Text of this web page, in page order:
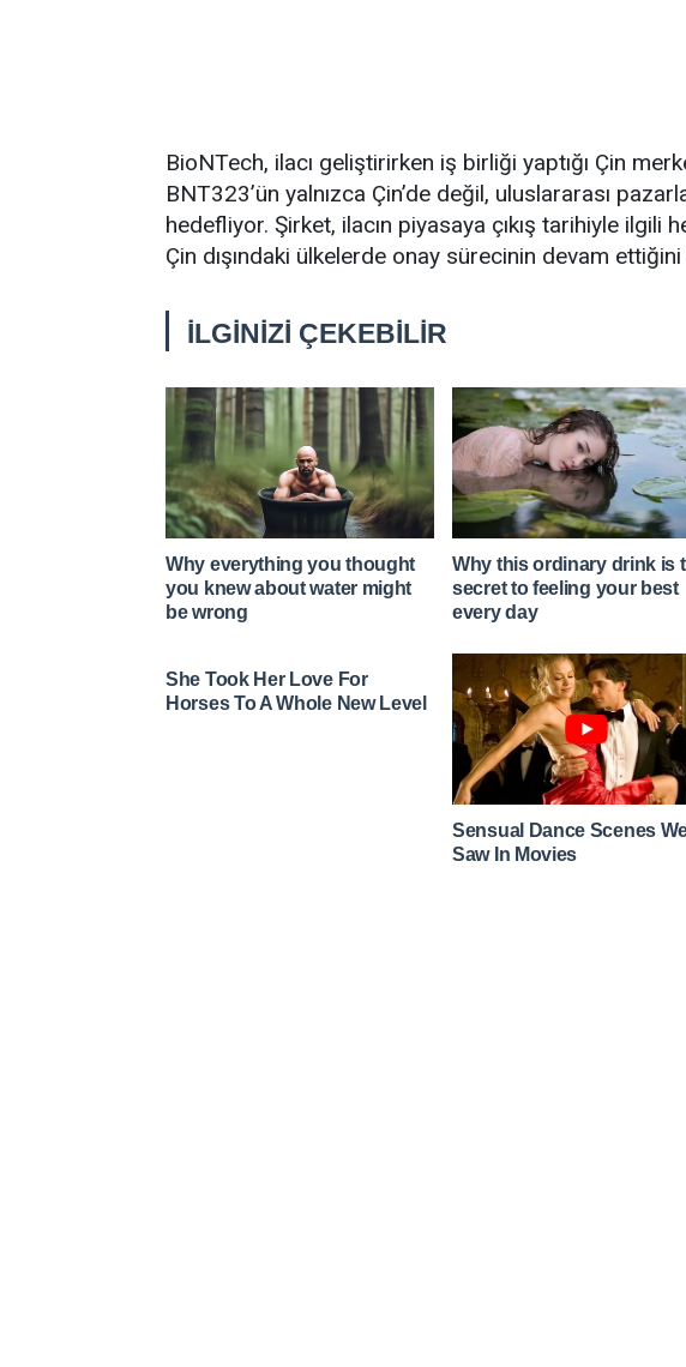
BioNTech, ilacı geliştirirken iş birliği yaptığı Çin
BNT323’ün yalnızca Çin’de değil, uluslararası
hedefliyor. Şirket, ilacın piyasaya çıkış tarihiyle ilgili
Çin dışındaki ülkelerde onay sürecinin devam